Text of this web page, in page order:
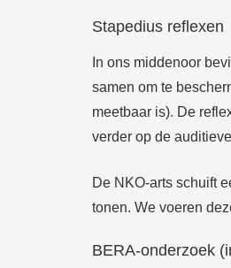
Stapedius reflexen
In ons middenoor
samen om te
meetbaar is). De
verder op de
De NKO-arts schuift
tonen. We voeren
BERA-onderzoek